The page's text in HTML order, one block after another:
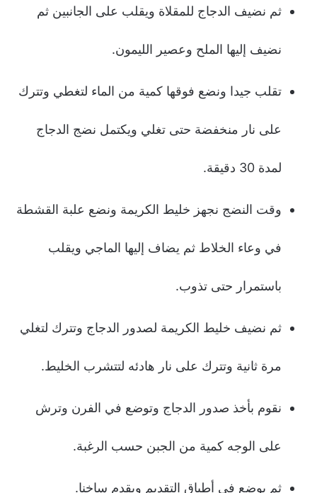
ثم نضيف الدجاج للمقلاة ويقلب على الجانبين ثم
نضيف إليها الملح وعصير الليمون.
تقلب جيدا ونضع فوقها كمية من الماء لتغطي وتترك
على نار منخفضة حتى تغلي ويكتمل نضج الدجاج
لمدة 30 دقيقة.
وقت النضج نجهز خليط الكريمة ونضع علبة القشطة
في وعاء الخلاط ثم يضاف إليها الماجي ويقلب
باستمرار حتى تذوب.
ثم نضيف خليط الكريمة لصدور الدجاج وتترك لتغلي
مرة ثانية وتترك على نار هادئه لتتشرب الخليط.
نقوم بأخذ صدور الدجاج وتوضع في الفرن وترش
على الوجه كمية من الجبن حسب الرغبة.
ثم يوضع في أطباق التقديم ويقدم ساخنا.